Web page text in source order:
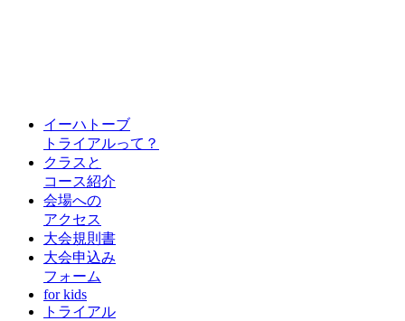
イーハトーブ
トライアルって？
クラスと
コース紹介
会場への
アクセス
大会規則書
大会申込み
フォーム
for kids
トライアル